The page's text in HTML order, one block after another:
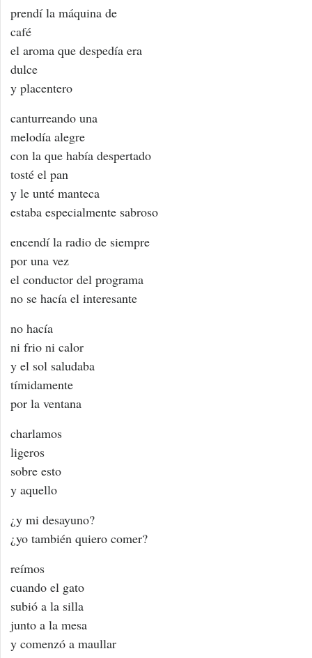
prendí la máquina de
café
el aroma que despedía era
dulce
y placentero
canturreando una
melodía alegre
con la que había despertado
tosté el pan
y le unté manteca
estaba especialmente sabroso
encendí la radio de siempre
por una vez
el conductor del programa
no se hacía el interesante
no hacía
ni frio ni calor
y el sol saludaba
tímidamente
por la ventana
charlamos
ligeros
sobre esto
y aquello
¿y mi desayuno?
¿yo también quiero comer?
reímos
cuando el gato
subió a la silla
junto a la mesa
y comenzó a maullar